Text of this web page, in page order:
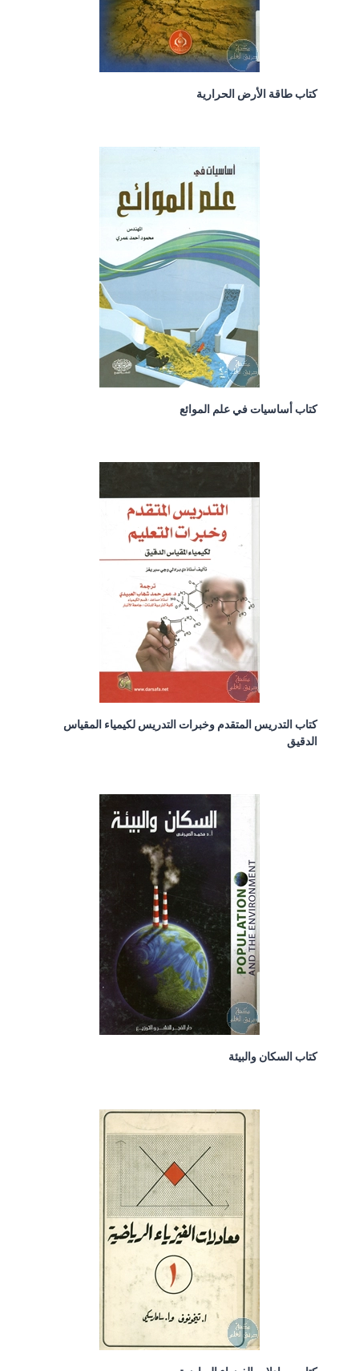
كتاب طاقة الأرض الحرارية
كتاب أساسيات في علم الموائع
كتاب التدريس المتقدم وخبرات التدريس لكيمياء المقياس
الدقيق
كتاب السكان والبيئة